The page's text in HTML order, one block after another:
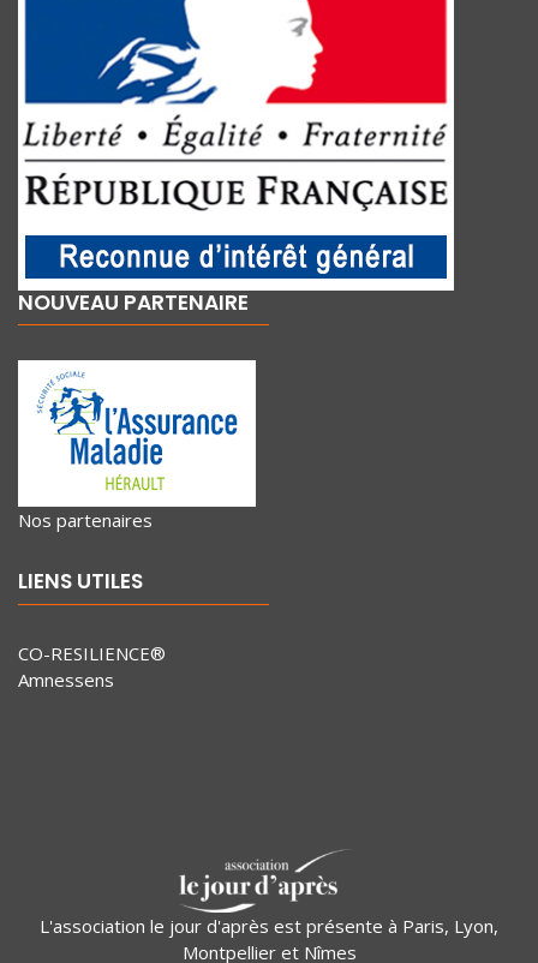
NOUVEAU PARTENAIRE
Nos partenaires
LIENS UTILES
CO-RESILIENCE®
Amnessens
L'association le jour d'après est présente à Paris, Lyon,
Montpellier et Nîmes